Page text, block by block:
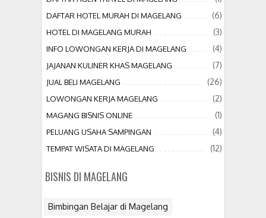
DAFTAR HOTEL MURAH DI MAGELANG (6)
HOTEL DI MAGELANG MURAH (3)
INFO LOWONGAN KERJA DI MAGELANG (4)
JAJANAN KULINER KHAS MAGELANG (7)
JUAL BELI MAGELANG (26)
LOWONGAN KERJA MAGELANG (2)
MAGANG BISNIS ONLINE (1)
PELUANG USAHA SAMPINGAN (4)
TEMPAT WISATA DI MAGELANG (12)
BISNIS DI MAGELANG
Bimbingan Belajar di Magelang